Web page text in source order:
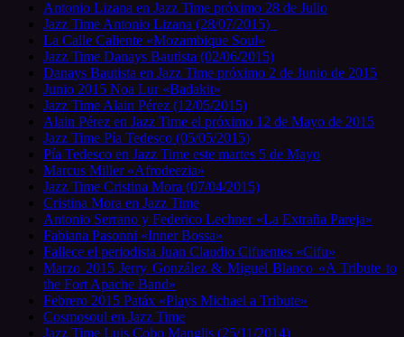
Antonio Lizana en Jazz Time próximo 28 de Julio
Jazz Time Antonio Lizana (28/07/2015)
La Calle Caliente «Mozambique Soul»
Jazz Time Danays Bautista (02/06/2015)
Danays Bautista en Jazz Time próximo 2 de Junio de 2015
Junio 2015 Noa Lur «Badakit»
Jazz Time Alain Pérez (12/05/2015)
Alain Pérez en Jazz Time el próximo 12 de Mayo de 2015
Jazz Time Pía Tedesco (05/05/2015)
Pía Tedesco en Jazz Time este martes 5 de Mayo
Marcus Miller «Afrodeezia»
Jazz Time Cristina Mora (07/04/2015)
Cristina Mora en Jazz Time
Antonio Serrano y Federico Lechner «La Extraña Pareja»
Fabiana Pasonni «Inner Bossa»
Fallece el periodista Juan Claudio Cifuentes «Cifu»
Marzo 2015 Jerry González & Miguel Blanco «A Tribute to
the Fort Apache Band»
Febrero 2015 Patáx «Plays Michael a Tribute»
Cosmosoul en Jazz Time
Jazz Time Luis Cobo Manglis (25/11/2014)